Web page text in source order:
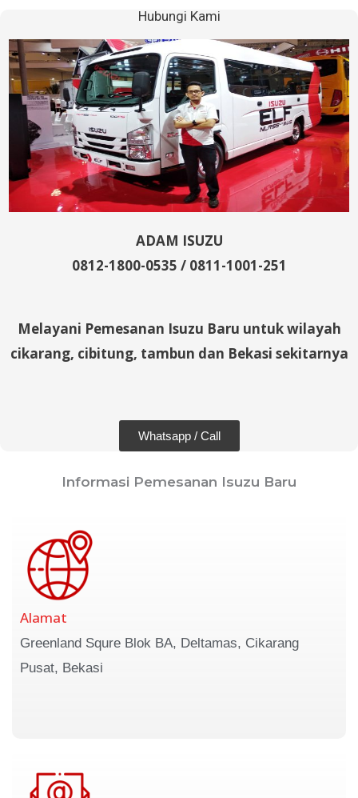
Hubungi Kami
ADAM ISUZU
0812-1800-0535 / 0811-1001-251
Melayani Pemesanan Isuzu Baru untuk wilayah
cikarang, cibitung, tambun dan Bekasi sekitarnya
Whatsapp / Call
Informasi Pemesanan Isuzu Baru
Alamat
Greenland Squre Blok BA, Deltamas, Cikarang
Pusat, Bekasi